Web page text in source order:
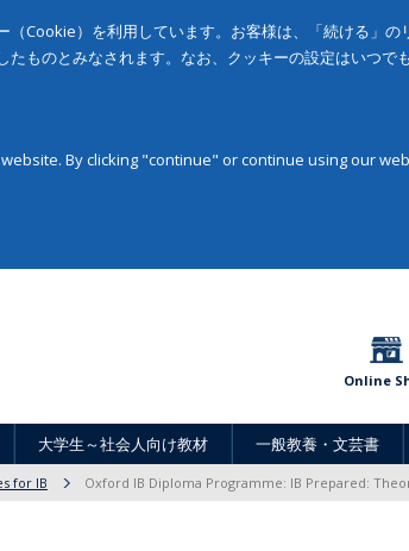
Cookie）を利用しています。お客様は、「続ける」
ものとみなされます。なお、クッキーの設定はいつで
By clicking "continue" or continue using our
Online
大学生～社会人向け教材 一般教養・文芸書
for IB Oxford IB Diploma Programme: IB Prepared: